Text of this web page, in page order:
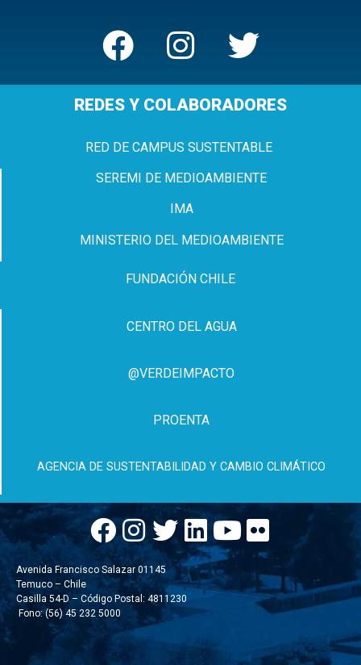
REDES Y COLABORADORES
RED DE CAMPUS SUSTENTABLE
SEREMI DE MEDIOAMBIENTE
IMA
MINISTERIO DEL MEDIOAMBIENTE
FUNDACIÓN CHILE
CENTRO DEL AGUA
@VERDEIMPACTO
PROENTA
AGENCIA DE SUSTENTABILIDAD Y CAMBIO CLIMÁTICO
Avenida Francisco Salazar 01145
Temuco – Chile
Casilla 54-D – Código Postal: 4811230
Fono: (56) 45 232 5000